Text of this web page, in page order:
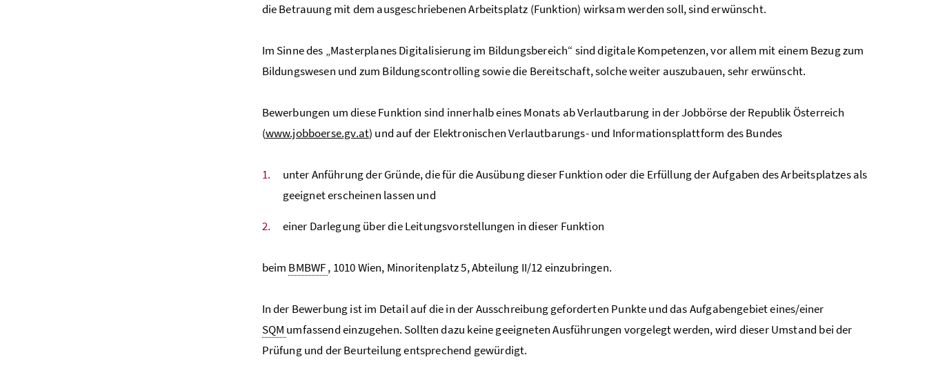
die Betrauung mit dem ausgeschriebenen Arbeitsplatz (Funktion) wirksam werden soll, sind erwünscht.
Im Sinne des „Masterplanes Digitalisierung im Bildungsbereich“ sind digitale Kompetenzen, vor allem mit einem Bezug zum
Bildungswesen und zum Bildungscontrolling sowie die Bereitschaft, solche weiter auszubauen, sehr erwünscht.
Bewerbungen um diese Funktion sind innerhalb eines Monats ab Verlautbarung in der Jobbörse der Republik Österreich
(www.jobboerse.gv.at) und auf der Elektronischen Verlautbarungs- und Informationsplattform des Bundes
unter Anführung der Gründe, die für die Ausübung dieser Funktion oder die Erfüllung der Aufgaben des Arbeitsplatzes als
geeignet erscheinen lassen und
einer Darlegung über die Leitungsvorstellungen in dieser Funktion
beim BMBWF, 1010 Wien, Minoritenplatz 5, Abteilung II/12 einzubringen.
In der Bewerbung ist im Detail auf die in der Ausschreibung geforderten Punkte und das Aufgabengebiet eines/einer
SQM umfassend einzugehen. Sollten dazu keine geeigneten Ausführungen vorgelegt werden, wird dieser Umstand bei der
Prüfung und der Beurteilung entsprechend gewürdigt.